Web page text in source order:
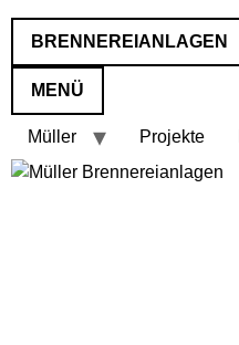
BRENNEREIANLAGEN
MENÜ
Müller Projekte